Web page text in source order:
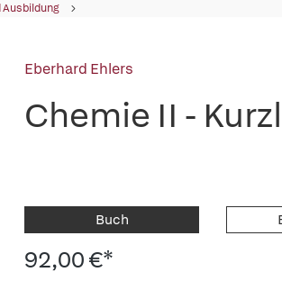
Ausbildung
Eberhard Ehlers
Chemie II -
Buch
92,00 €*